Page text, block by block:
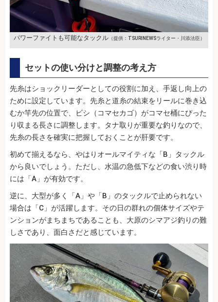
パワーファイトも可能なタックル（提供：TSURINEWSライター・川添法臣）
セットの使い分けと調整の考え方
先糸はショックリーダーとしての役割に加え、手返し向上の
ために設定しています。先糸と道糸の結束をリールに巻き込
むか竿先の位置で、ビシ（コマセカゴ）がコマセ桶にぴった
り収まる長さに調整します。タナ取りが重要な釣りなので、
先糸の長さを確実に把握しておくことが肝要です。
初めて揃えるなら、やはりオールマイティな「B」タックル
から良いでしょう。ただし、水温の急低下などの食い渋り時
には「A」が有効です。
逆に、大型が多く「A」や「B」のタックルで止められない
場合は「C」が活躍します。その日の群れの個体サイズやテ
ンションがまちまちであることも、大原のシマアジ釣りの難
しさであり、面白さだと感じています。